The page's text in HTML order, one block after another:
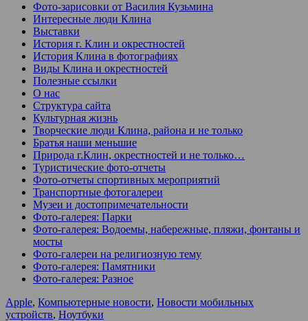
Фото-зарисовки от Василия Кузьмина
Интересные люди Клина
Выставки
История г. Клин и окрестностей
История Клина в фотографиях
Виды Клина и окрестностей
Полезные ссылки
О нас
Структура сайта
Культурная жизнь
Творческие люди Клина, района и не только
Братья наши меньшие
Природа г.Клин, окрестностей и не только…
Туристические фото-отчеты
Фото-отчеты спортивных мероприятий
Транспортные фотогалереи
Музеи и достопримечательности
Фото-галерея: Парки
Фото-галерея: Водоемы, набережные, пляжи, фонтаны и
мосты
Фото-галереи на религиозную тему
Фото-галерея: Памятники
Фото-галерея: Разное
Apple, Компьютерные новости, Новости мобильных
устройств, Ноутбуки